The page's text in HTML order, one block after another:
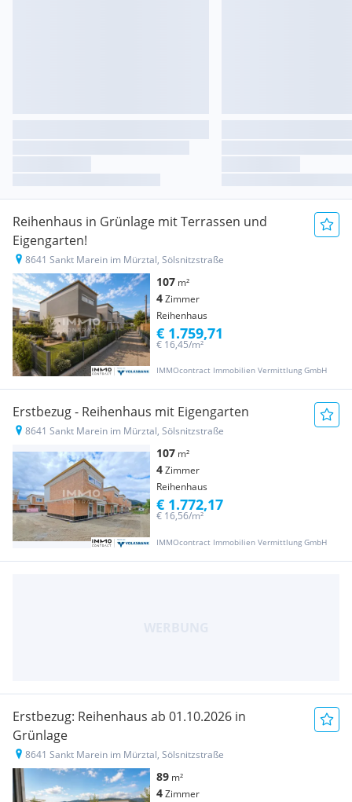
Reihenhaus in Grünlage mit Terrassen und
Eigengarten!
8641 Sankt Marein im Mürztal, Sölsnitzstraße
107 m²
4Zimmer
Reihenhaus
IMMOcontract Immobilien Vermittlung GmbH
€ 16,45/m²
€ 1.759,71
Erstbezug - Reihenhaus mit Eigengarten
8641 Sankt Marein im Mürztal, Sölsnitzstraße
107 m²
4Zimmer
Reihenhaus
IMMOcontract Immobilien Vermittlung GmbH
€ 16,56/m²
€ 1.772,17
Erstbezug: Reihenhaus ab 01.10.2026 in
Grünlage
8641 Sankt Marein im Mürztal, Sölsnitzstraße
89 m²
4Zimmer